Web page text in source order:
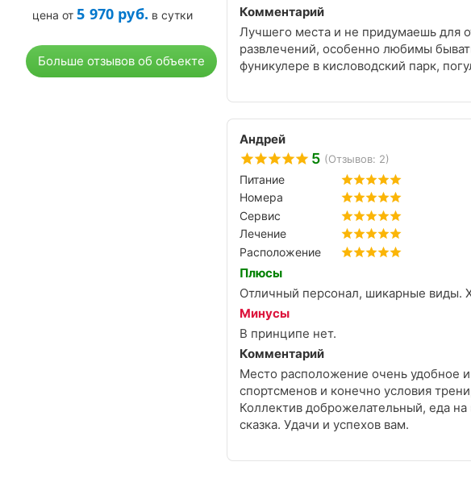
цена от 5 970 руб. в сутки
Больше отзывов об объекте
Комментарий
Лучшего места и не придумаешь для
развлечений, особенно любимы
фуникулере в кисловодский парк,
Андрей
5 (Отзывов: 2)
Питание
Номера
Сервис
Лечение
Расположение
Плюсы
Отличный персонал, шикарные виды.
Минусы
В принципе нет.
Комментарий
Место расположение очень удобное
спортсменов и конечно условия
Коллектив доброжелательный, еда
сказка. Удачи и успехов вам.